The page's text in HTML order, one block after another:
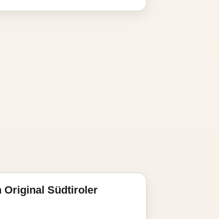
Original Südtiroler